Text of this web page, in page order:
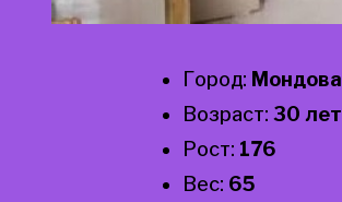
Город: Мондова
Возраст: 30 лет
Рост: 176
Вес: 65